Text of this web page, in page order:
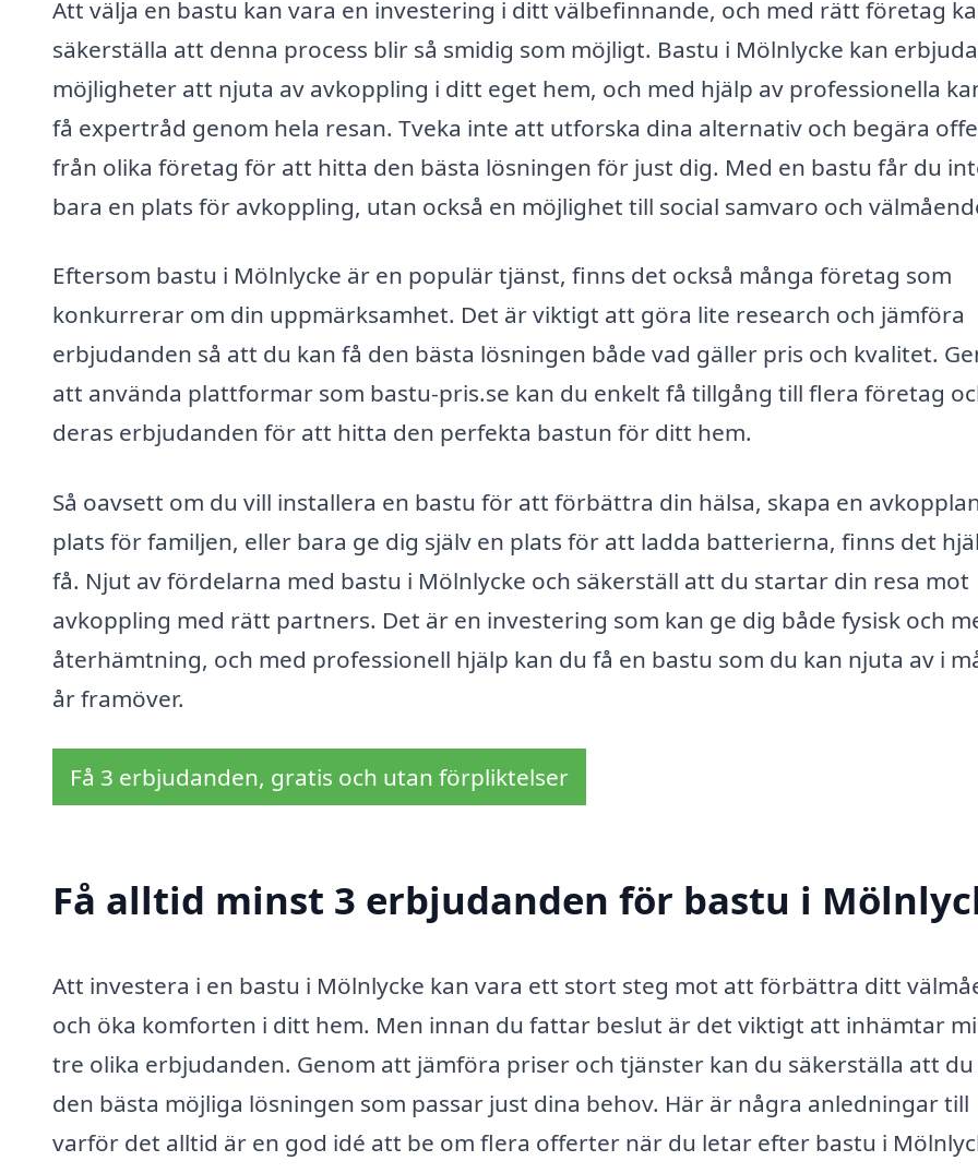
Att välja en bastu kan vara en investering i ditt välbefinnande, och med rätt företag
säkerställa att denna process blir så smidig som möjligt. Bastu i Mölnlycke kan
möjligheter att njuta av avkoppling i ditt eget hem, och med hjälp av professionella
få expertråd genom hela resan. Tveka inte att utforska dina alternativ och begära
från olika företag för att hitta den bästa lösningen för just dig. Med en bastu får du
bara en plats för avkoppling, utan också en möjlighet till social samvaro och
Eftersom bastu i Mölnlycke är en populär tjänst, finns det också många företag som
konkurrerar om din uppmärksamhet. Det är viktigt att göra lite research och jämföra
erbjudanden så att du kan få den bästa lösningen både vad gäller pris och kvalitet.
att använda plattformar som bastu-pris.se kan du enkelt få tillgång till flera företag
deras erbjudanden för att hitta den perfekta bastun för ditt hem.
Så oavsett om du vill installera en bastu för att förbättra din hälsa, skapa en
plats för familjen, eller bara ge dig själv en plats för att ladda batterierna, finns det
få. Njut av fördelarna med bastu i Mölnlycke och säkerställ att du startar din resa mot
avkoppling med rätt partners. Det är en investering som kan ge dig både fysisk och
återhämtning, och med professionell hjälp kan du få en bastu som du kan njuta av i
år framöver.
Få 3 erbjudanden, gratis och utan förpliktelser
Få alltid minst 3 erbjudanden för bastu i
Att investera i en bastu i Mölnlycke kan vara ett stort steg mot att förbättra ditt
och öka komforten i ditt hem. Men innan du fattar beslut är det viktigt att inhämtar
tre olika erbjudanden. Genom att jämföra priser och tjänster kan du säkerställa att
den bästa möjliga lösningen som passar just dina behov. Här är några anledningar till
varför det alltid är en god idé att be om flera offerter när du letar efter bastu i